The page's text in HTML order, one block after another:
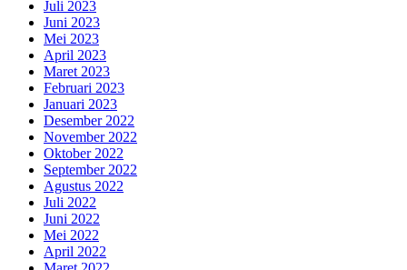
Juli 2023
Juni 2023
Mei 2023
April 2023
Maret 2023
Februari 2023
Januari 2023
Desember 2022
November 2022
Oktober 2022
September 2022
Agustus 2022
Juli 2022
Juni 2022
Mei 2022
April 2022